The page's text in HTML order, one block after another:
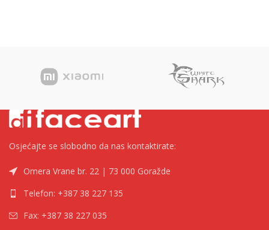
Osjećajte se slobodno da nas kontaktirate:
Omera Vrane br. 22 | 73 000 Goražde
Telefon: +387 38 227 135
Fax: +387 38 227 035